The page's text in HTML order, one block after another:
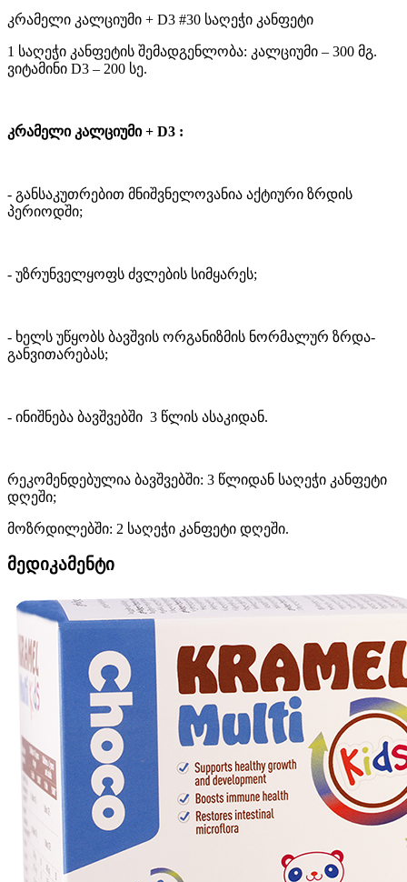
კრამელი კალციუმი + D3 #30 საღეჭი კანფეტი
1 საღეჭი კანფეტის შემადგენლობა: კალციუმი – 300 მგ.
ვიტამინი D3 – 200 სე.
კრამელი კალციუმი + D3 :
- განსაკუთრებით მნიშვნელოვანია აქტიური ზრდის
პერიოდში;
- უზრუნველყოფს ძვლების სიმყარეს;
- ხელს უწყობს ბავშვის ორგანიზმის ნორმალურ ზრდა-
განვითარებას;
- ინიშნება ბავშვებში 3 წლის ასაკიდან.
რეკომენდებულია ბავშვებში: 3 წლიდან საღეჭი კანფეტი
დღეში;
მოზრდილებში: 2 საღეჭი კანფეტი დღეში.
მედიკამენტი